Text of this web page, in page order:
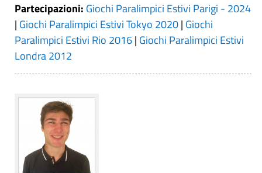
Partecipazioni: Giochi Paralimpici Estivi Parigi - 2024
| Giochi Paralimpici Estivi Tokyo 2020| Giochi
Paralimpici Estivi Rio 2016| Giochi Paralimpici Estivi
Londra 2012